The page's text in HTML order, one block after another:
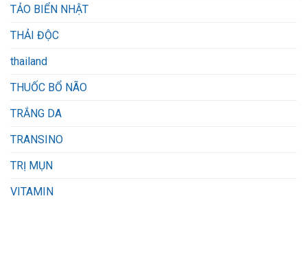
TẢO BIỂN NHẬT
THẢI ĐỘC
thailand
THUỐC BỔ NÃO
TRẮNG DA
TRANSINO
TRỊ MỤN
VITAMIN